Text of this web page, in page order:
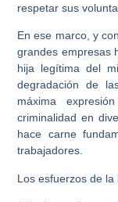
respetar sus
En ese marco, y
grandes empresas
hija legítima del
degradación de
máxima
criminalidad en
hace carne
trabajadores.
Los esfuerzos de la